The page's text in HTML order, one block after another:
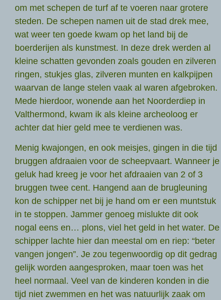
om met schepen de turf af te voeren naar grotere
steden. De schepen namen uit de stad drek mee,
wat weer ten goede kwam op het land bij de
boerderijen als kunstmest. In deze drek werden al
kleine schatten gevonden zoals gouden en zilveren
ringen, stukjes glas, zilveren munten en kalkpijpen
waarvan de lange stelen vaak al waren afgebroken.
Mede hierdoor, wonende aan het Noorderdiep in
Valthermond, kwam ik als kleine archeoloog er
achter dat hier geld mee te verdienen was.
Menig kwajongen, en ook meisjes, gingen in die tijd
bruggen afdraaien voor de scheepvaart. Wanneer je
geluk had kreeg je voor het afdraaien van 2 of 3
bruggen twee cent. Hangend aan de brugleuning
kon de schipper net bij je hand om er een muntstuk
in te stoppen. Jammer genoeg mislukte dit ook
nogal eens en… plons, viel het geld in het water. De
schipper lachte hier dan meestal om en riep: “beter
vangen jongen”. Je zou tegenwoordig op dit gedrag
gelijk worden aangesproken, maar toen was het
heel normaal. Veel van de kinderen konden in die
tijd niet zwemmen en het was natuurlijk zaak om